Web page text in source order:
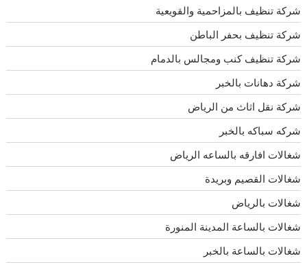
شركة تنظيف بالمزاحمية والقويعية
شركة تنظيف بحفر الباطن
شركة تنظيف كنب ومجالس بالدمام
شركة دهانات بالخبر
شركة نقل اثاث من الرياض
شركه سباكه بالخبر
شغالات افارقه بالساعه الرياض
شغالات القصيم وبريدة
شغالات بالرياض
شغالات بالساعة المدينة المنورة
شغالات بالساعة بالخبر